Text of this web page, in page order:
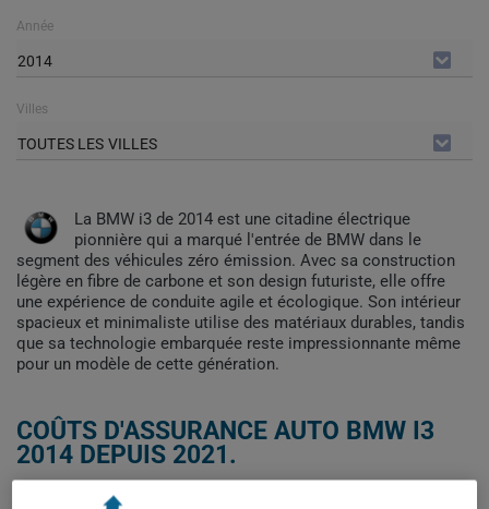
Année
2014
Villes
TOUTES LES VILLES
La BMW i3 de 2014 est une citadine électrique
pionnière qui a marqué l'entrée de BMW dans le
segment des véhicules zéro émission. Avec sa construction
légère en fibre de carbone et son design futuriste, elle offre
une expérience de conduite agile et écologique. Son intérieur
spacieux et minimaliste utilise des matériaux durables, tandis
que sa technologie embarquée reste impressionnante même
pour un modèle de cette génération.
COÛTS D'ASSURANCE AUTO BMW I3
2014 DEPUIS 2021.